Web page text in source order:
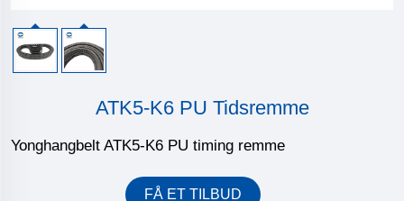
ATK5-K6 PU Tidsremme
Yonghangbelt ATK5-K6 PU timing remme
FÅ ET TILBUD